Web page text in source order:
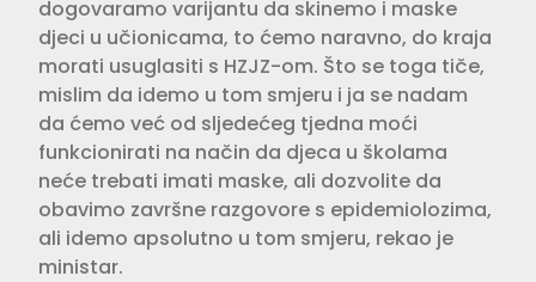
dogovaramo varijantu da skinemo i maske
djeci u učionicama, to ćemo naravno, do kraja
morati usuglasiti s HZJZ-om. Što se toga tiče,
mislim da idemo u tom smjeru i ja se nadam
da ćemo već od sljedećeg tjedna moći
funkcionirati na način da djeca u školama
neće trebati imati maske, ali dozvolite da
obavimo završne razgovore s epidemiolozima,
ali idemo apsolutno u tom smjeru, rekao je
ministar.